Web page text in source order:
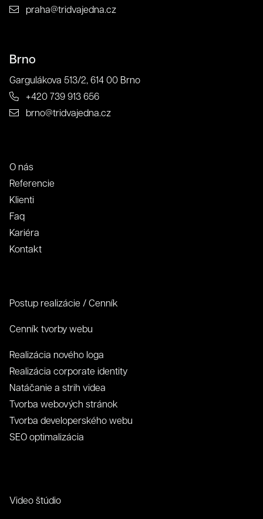
praha@tridvajedna.cz
Brno
Gargulákova 513/2, 614 00 Brno
+420 739 913 656
brno@tridvajedna.cz
O nás
Referencie
Klienti
Faq
Kariéra
Kontakt
Postup realizácie / Cenník
Cenník tvorby webu
Realizácia nového loga
Realizácia corporate identity
Natáčanie a strih videa
Tvorba webových stránok
Tvorba developerského webu
SEO optimalizácia
Video štúdio